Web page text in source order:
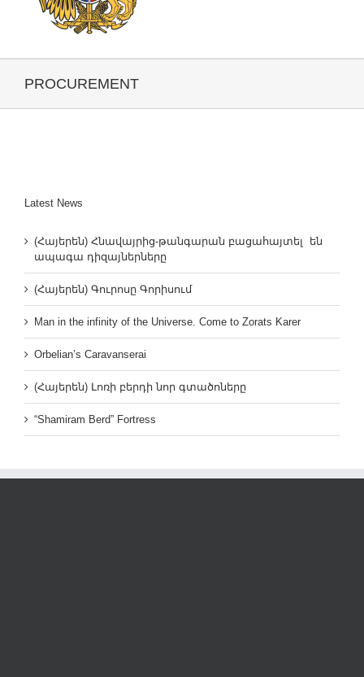
PROCUREMENT
Latest News
(Հայերեն) Հնավայրից-թանգարան բացահայտել են
ապագա դիզայներները
(Հայերեն) Գուրոսը Գորիսում
Man in the infinity of the Universe. Come to Zorats Karer
Orbelian’s Caravanserai
(Հայերեն) Լոռի բերդի նոր գտածոները
“Shamiram Berd” Fortress